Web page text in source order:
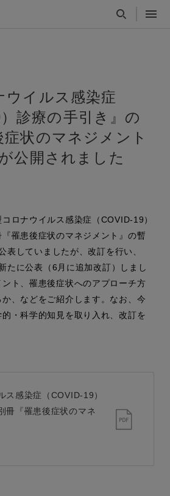
ウイルス感染症
診療の手引き』の
症状のマネジメント
公開されました
ロナウイルス感染症（COVID-19）
罹患後症状のマネジメント』の暫
表していましたが、改訂を行い、
たに公表（6月に追加改訂）しまし
ト、罹患後症状へのアプローチ方
、などをご紹介します。なお、今
・科学的知見を取り入れ、改訂を
ス感染症（COVID-19）
冊『罹患後症状のマネ